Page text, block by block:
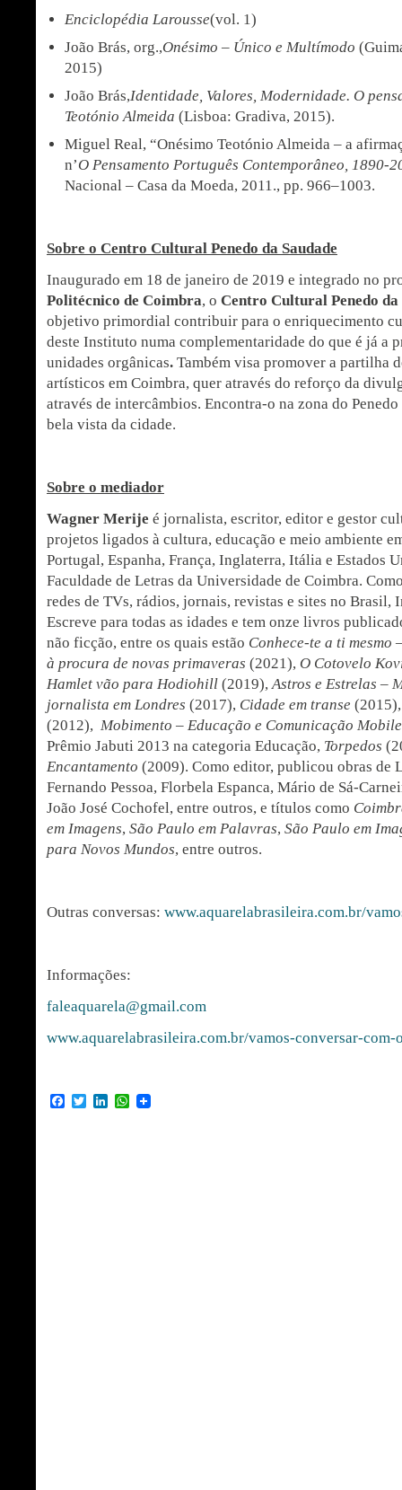
Enciclopédia Larousse(vol. 1)
João Brás, org.,Onésimo – Único e Multímodo
2015)
João Brás,Identidade, Valores, Modernidade. O
Teotónio Almeida (Lisboa: Gradiva, 2015).
Miguel Real, “Onésimo Teotónio Almeida – a
n’O Pensamento Português Contemporâneo, 1890-
Nacional – Casa da Moeda, 2011., pp. 966–1003.
Sobre o Centro Cultural Penedo da Saudade
Inaugurado em 18 de janeiro de 2019 e integrado no
Politécnico de Coimbra, o Centro Cultural Penedo da
objetivo primordial contribuir para o enriquecimento
deste Instituto numa complementaridade do que é já a
unidades orgânicas. Também visa promover a partilha
artísticos em Coimbra, quer através do reforço da
através de intercâmbios. Encontra-o na zona do Penedo
bela vista da cidade.
Sobre o mediador
Wagner Merije é jornalista, escritor, editor e gestor
projetos ligados à cultura, educação e meio ambiente
Portugal, Espanha, França, Inglaterra, Itália e Estados
Faculdade de Letras da Universidade de Coimbra.
redes de TVs, rádios, jornais, revistas e sites no Brasil,
Escreve para todas as idades e tem onze livros
não ficção, entre os quais estão Conhece-te a ti mesmo
à procura de novas primaveras (2021), O Cotovelo
Hamlet vão para Hodiohill (2019),Astros e Estrelas –
jornalista em Londres (2017), Cidade em transe
(2012), Mobimento – Educação e Comunicação
Prêmio Jabuti 2013 na categoria Educação, Torpedos
Encantamento (2009). Como editor, publicou obras de
Fernando Pessoa, Florbela Espanca, Mário de Sá-
João José Cochofel, entre outros, e títulos como
em Imagens, São Paulo em Palavras, São Paulo em
para Novos Mundos, entre outros.
Outras conversas: www.aquarelabrasileira.com.br/
Informações:
faleaquarela@gmail.com
www.aquarelabrasileira.com.br/vamos-conversar-
Facebook
TwitterLinkedInWhatsApp